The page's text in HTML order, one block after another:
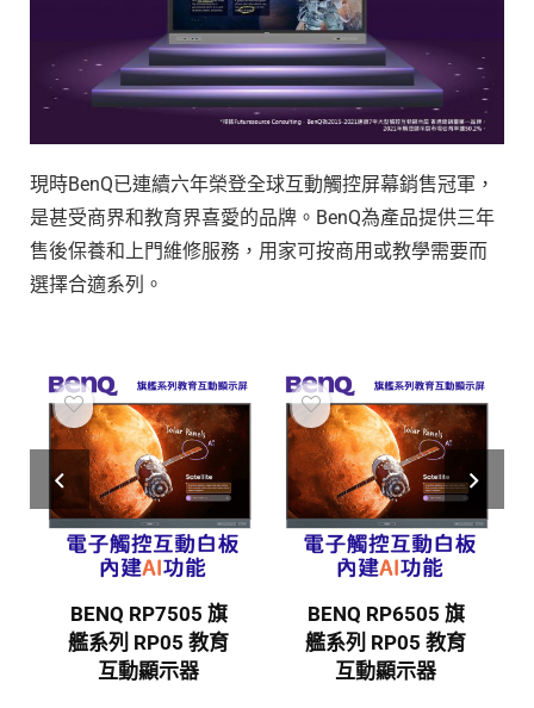
現時BenQ已連續六年榮登全球互動觸控屏幕銷售冠軍，
是甚受商界和教育界喜愛的品牌。BenQ為產品提供三年
售後保養和上門維修服務，用家可按商用或教學需要而
選擇合適系列。
BENQ RP6505 旗
艦系列 RP05 教育
互動顯示器
BENQ RE6504FV
教育互動觸控顯示
器 加強版 | RE04FV